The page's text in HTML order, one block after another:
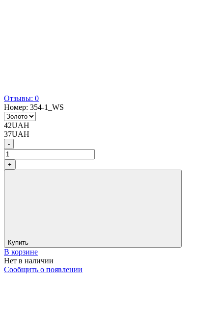
Отзывы: 0
Номер: 354-1_WS
42UAH
37UAH
-
+
Купить
В корзине
Нет в наличии
Сообщить о появлении